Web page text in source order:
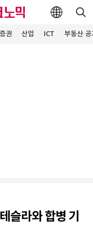
증권 산업 ICT 부동산·
슬라와 합병 기